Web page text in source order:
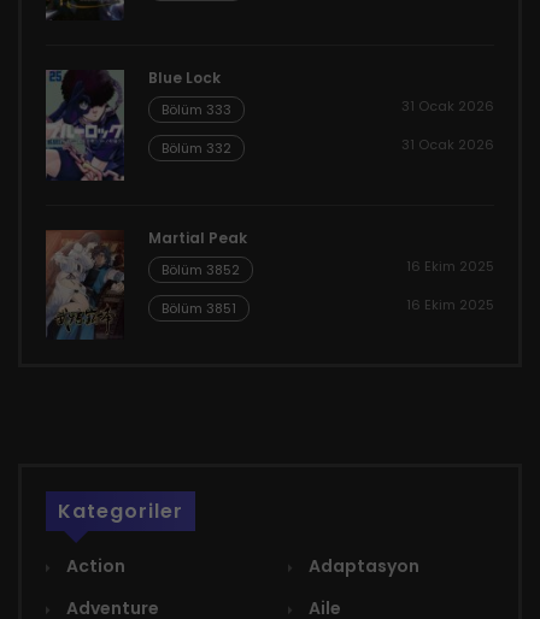
Blue Lock
Bölüm 333 31 Ocak 2026
Bölüm 332 31 Ocak 2026
Martial Peak
Bölüm 3852 16 Ekim 2025
Bölüm 3851 16 Ekim 2025
Kategoriler
Action
Adaptasyon
Adventure
Aile